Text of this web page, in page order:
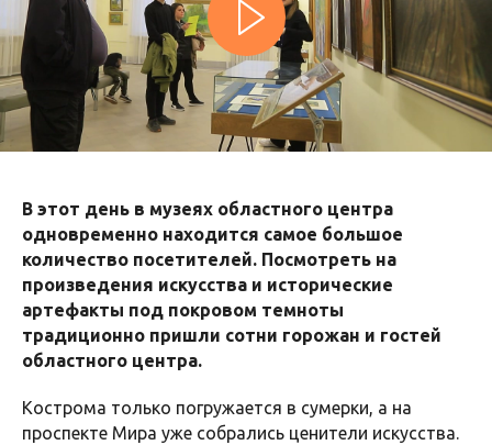
В этот день в музеях областного центра
одновременно находится самое большое
количество посетителей. Посмотреть на
произведения искусства и исторические
артефакты под покровом темноты
традиционно пришли сотни горожан и гостей
областного центра.
Кострома только погружается в сумерки, а на
проспекте Мира уже собрались ценители искусства.